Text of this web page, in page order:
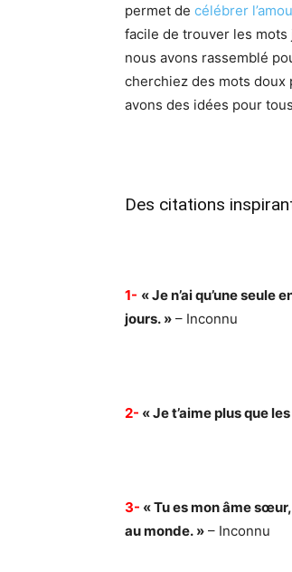
permet de célébrer
facile de trouver les
nous avons rassemblé
cherchiez des mots doux
avons des idées pour
Des citations
1- « Je n’ai qu’une seule
jours. » – Inconnu
2- « Je t’aime plus que
3- « Tu es mon âme
au monde. » – Inconnu